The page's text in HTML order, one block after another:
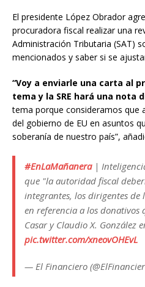
El presidente López Obrador
procuradora fiscal realizar una
Administración Tributaria (SAT)
mencionados y saber si se
“Voy a enviarle una carta al
tema y la SRE hará una nota
tema porque consideramos que
del gobierno de EU en asuntos
soberanía de nuestro país”,
#EnLaMañanera|
que "la autoridad fiscal
integrantes, los dirigentes de
en referencia a los
Casar y Claudio X. González
pic.twitter.com/xneovOHEvL
— El Financiero